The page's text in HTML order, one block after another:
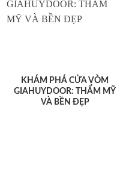
KHÁM PHÁ CỬA VÒM
GIAHUYDOOR: THẨM MỸ
VÀ BỀN ĐẸP